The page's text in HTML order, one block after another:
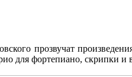
прозвучат
для фортепиано, скрипки